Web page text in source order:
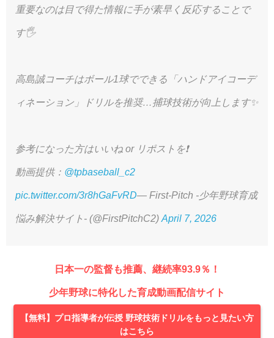
重要なのは目で得た情報に手が素早く反応することで
す🖐️
高島誠コーチはボール1球でできる「ハンドアイコーデ
ィネーション」ドリルを推奨…捕球技術が向上します✨
参考になった方はいいね or リポストを❗️
動画提供： @tpbaseball_c2
pic.twitter.com/3r8hGaFvRD— First-Pitch -少年野球育成
悩み解決サイト- (@FirstPitchC2) April 7, 2026
日本一の監督も推薦、継続率93.9％！
少年野球に特化した育成動画配信サイト
【無料】プロ指導者が伝授 野球技術ドリルをもっと見たい方
はこちら